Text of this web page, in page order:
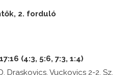
2. forduló
(4:3, 5:6, 7:3, 1:4)
Draskovics, Vuckovics 2-2, Sz.